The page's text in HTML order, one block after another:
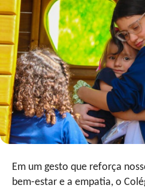
Em um gesto que reforça
bem-estar e a empatia, o